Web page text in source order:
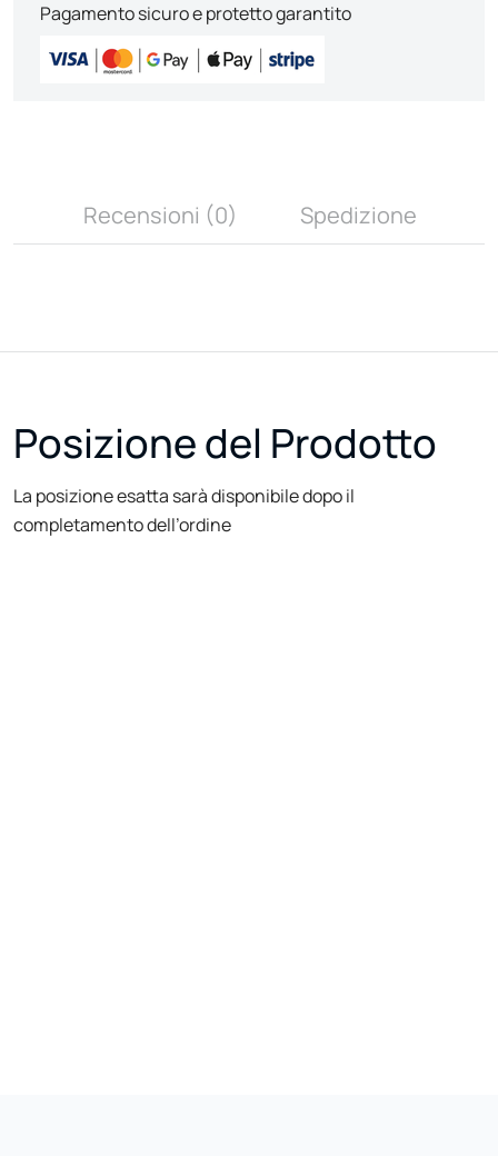
Pagamento sicuro e protetto garantito
Recensioni (0) Spedizione
Posizione del Prodotto
La posizione esatta sarà disponibile dopo il
completamento dell’ordine